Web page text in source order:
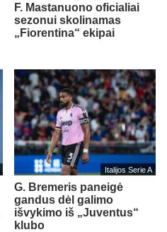
F. Mastanuono oficialiai
sezonui skolinamas
„Fiorentina“ ekipai
Italijos Serie A
G. Bremeris paneigė
gandus dėl galimo
išvykimo iš „Juventus“
klubo